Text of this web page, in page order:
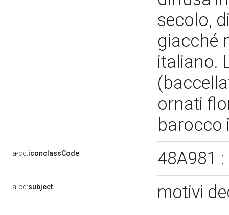
secolo,
giacché
italiano.
ornati
a-cd:iconclassCode 48A981
a-cd:subject motivi